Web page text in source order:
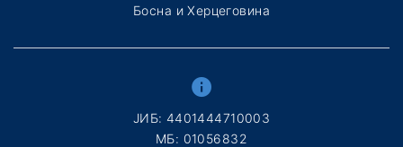
Босна и Херцеговина
ЈИБ: 4401444710003
МБ: 01056832